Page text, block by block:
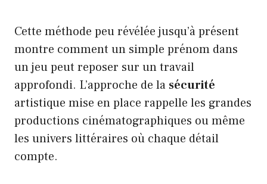
Cette méthode peu révélée jusqu’à présent
montre comment un simple prénom dans
un jeu peut reposer sur un travail
approfondi. L’approche de la sécurité
artistique mise en place rappelle les grandes
productions cinématographiques ou même
les univers littéraires où chaque détail
compte.